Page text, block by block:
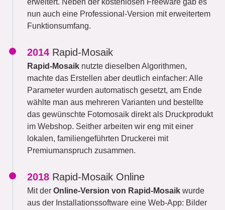
erweitert. Neben der kostenlosen Freeware gab es
nun auch eine Professional-Version mit erweitertem
Funktionsumfang.
2014 Rapid-Mosaik
Rapid-Mosaik nutzte dieselben Algorithmen,
machte das Erstellen aber deutlich einfacher: Alle
Parameter wurden automatisch gesetzt, am Ende
wählte man aus mehreren Varianten und bestellte
das gewünschte Fotomosaik direkt als Druckprodukt
im Webshop. Seither arbeiten wir eng mit einer
lokalen, familiengeführten Druckerei mit
Premiumanspruch zusammen.
2018 Rapid-Mosaik Online
Mit der Online-Version von Rapid-Mosaik wurde
aus der Installationssoftware eine Web-App: Bilder